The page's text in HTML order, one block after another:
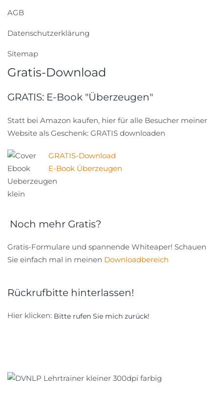
AGB
Datenschutzerklärung
Sitemap
Gratis-Download
GRATIS: E-Book "Überzeugen"
Statt bei Amazon kaufen, hier für alle Besucher meiner
Website als Geschenk: GRATIS downloaden
GRATIS-Download
E-Book Überzeugen
Noch mehr Gratis?
Gratis-Formulare und spannende Whiteaper! Schauen
Sie einfach mal in meinen Downloadbereich
Rückrufbitte hinterlassen!
Hier klicken: Bitte rufen Sie mich zurück!